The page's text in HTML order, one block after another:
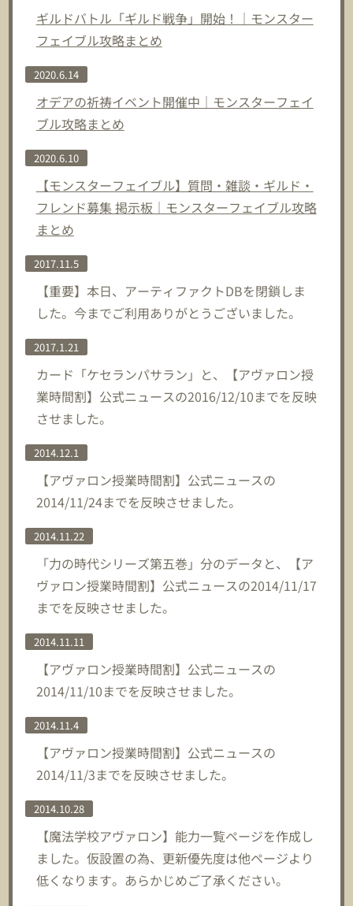
ギルドバトル「ギルド戦争」開始！｜モンスター
フェイブル攻略まとめ
2020.6.14
オデアの祈祷イベント開催中｜モンスターフェイ
ブル攻略まとめ
2020.6.10
【モンスターフェイブル】質問・雑談・ギルド・
フレンド募集 掲示板｜モンスターフェイブル攻略
まとめ
2017.11.5
【重要】本日、アーティファクトDBを閉鎖しま
した。今までご利用ありがとうございました。
2017.1.21
カード「ケセランパサラン」と、【アヴァロン授
業時間割】公式ニュースの2016/12/10までを反映
させました。
2014.12.1
【アヴァロン授業時間割】公式ニュースの
2014/11/24までを反映させました。
2014.11.22
「力の時代シリーズ第五巻」分のデータと、【ア
ヴァロン授業時間割】公式ニュースの2014/11/17
までを反映させました。
2014.11.11
【アヴァロン授業時間割】公式ニュースの
2014/11/10までを反映させました。
2014.11.4
【アヴァロン授業時間割】公式ニュースの
2014/11/3までを反映させました。
2014.10.28
【魔法学校アヴァロン】能力一覧ページを作成し
ました。仮設置の為、更新優先度は他ページより
低くなります。あらかじめご了承ください。